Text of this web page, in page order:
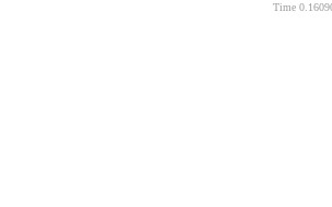
Time